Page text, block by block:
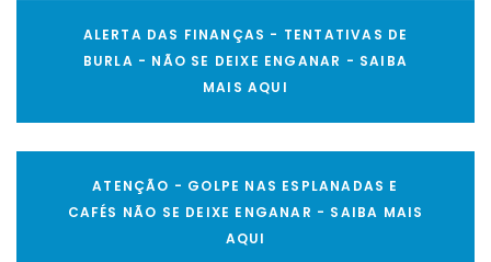
ALERTA DAS FINANÇAS - TENTATIVAS DE
BURLA - NÃO SE DEIXE ENGANAR - SAIBA
MAIS AQUI
ATENÇÃO - GOLPE NAS ESPLANADAS E
CAFÉS NÃO SE DEIXE ENGANAR - SAIBA MAIS
AQUI